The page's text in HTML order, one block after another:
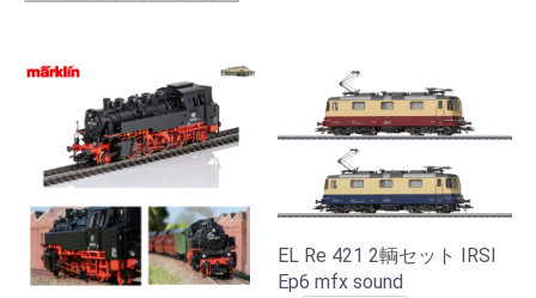
EL Re 421 2輌セット IRSI
Ep6 mfx sound